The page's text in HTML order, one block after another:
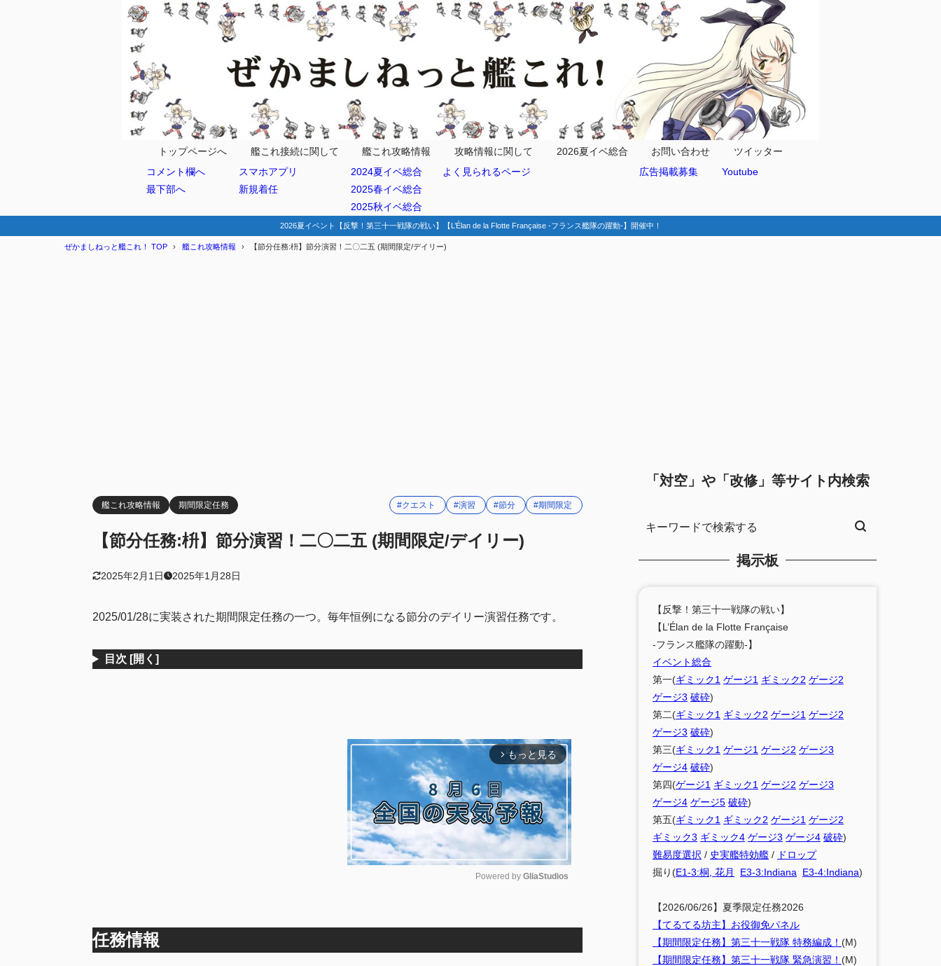
トップページへ
コメント欄へ
最下部へ
艦これ接続に関して
スマホアプリ
新規着任
艦これ攻略情報
2024夏イベ総合
2025春イベ総合
2025秋イベ総合
攻略情報に関して
よく見られるページ
2026夏イベ総合
お問い合わせ
広告掲載募集
ツイッター
Youtube
2026夏イベント【反撃！第三十一戦隊の戦い】【L’Élan de la Flotte Française -フランス艦隊の躍動-】開催中！
ぜかましねっと艦これ！ TOP 艦これ攻略情報 【節分任務:枡】節分演習！二〇二五 (期間限定/デイリー)
艦これ攻略情報 期間限定任務 #クエスト #演習 #節分 #期間限定
【節分任務:枡】節分演習！二〇二五 (期間限定/デイリー)
2025年2月1日 2025年1月28日
2025/01/28に実装された期間限定任務の一つ。毎年恒例になる節分のデイリー演習任務です。
目次 [開く]
arrow_forward_ios もっと見る
t
Powered by GliaStudios
任務情報
「対空」や「改修」等サイト内検索
掲示板
【反撃！第三十一戦隊の戦い】
【L’Élan de la Flotte Française
-フランス艦隊の躍動-】
イベント総合
第一(ギミック1 ゲージ1 ギミック2 ゲージ2
ゲージ3 破砕)
第二(ギミック1 ギミック2 ゲージ1 ゲージ2
ゲージ3 破砕)
第三(ギミック1 ゲージ1 ゲージ2 ゲージ3
ゲージ4 破砕)
第四(ゲージ1 ギミック1 ゲージ2 ゲージ3
ゲージ4 ゲージ5 破砕)
第五(ギミック1 ギミック2 ゲージ1 ゲージ2
ギミック3 ギミック4 ゲージ3 ゲージ4 破砕)
難易度選択 / 史実艦特効艦 / ドロップ
掘り(E1-3:桐, 花月 E3-3:Indiana E3-4:Indiana)
【2026/06/26】夏季限定任務2026
【てるてる坊主】お役御免パネル
【期間限定任務】第三十一戦隊 特務編成！ (M)
【期間限定任務】第三十一戦隊 緊急演習！ (M)
任務情報
1.1 節分任務一覧(2025)
まとめ